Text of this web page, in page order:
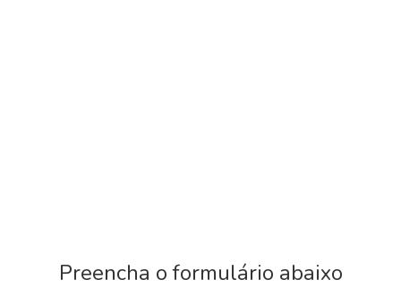
Preencha o formulário abaixo